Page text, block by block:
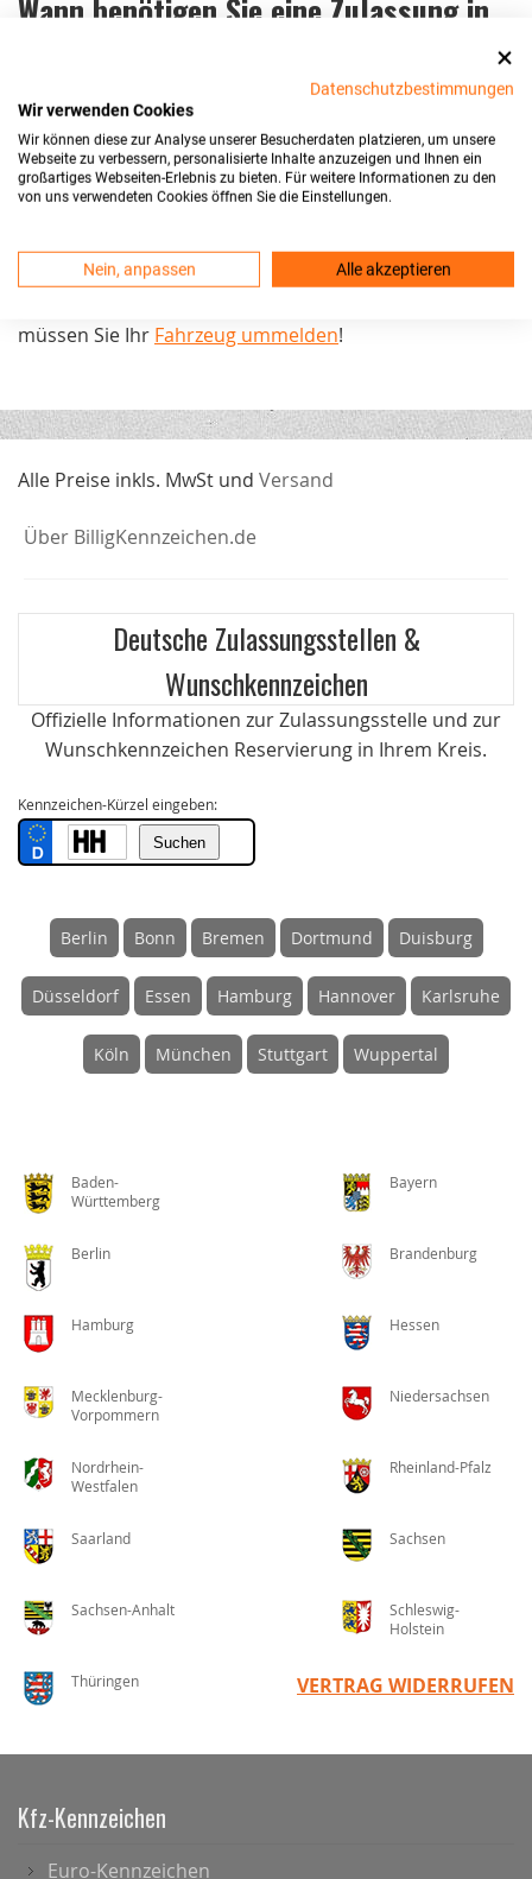
Grundsätzlich muss jedes Kraftfahrzeug und jeder
Anhänger für den Gebrauch im öffentlichen
Straßenverkehr zugelassen sein. Diese Zulassung wird
auch Anmeldung genannt und wird in der zuständigen
Fahrzeug ein amtliches Kennzeichen mit einzigartiger
Kennzeichenkombination zugeteilt. Diese KFZ-
müssen Sie Ihr Fahrzeug ummelden!
Alle Preise inkls. MwSt und Versand
Über BilligKennzeichen.de
Deutsche Zulassungsstellen &
Wunschkennzeichen
Offizielle Informationen zur Zulassungsstelle und zur
Wunschkennzeichen Reservierung in Ihrem Kreis.
Kennzeichen-Kürzel eingeben:
Berlin Bonn Bremen Dortmund Duisburg
Düsseldorf Essen Hamburg Hannover Karlsruhe
Köln München Stuttgart Wuppertal
Baden-
Württemberg
Bayern
Berlin Brandenburg
Hamburg Hessen
Mecklenburg-
Vorpommern
Niedersachsen
Nordrhein-
Westfalen
Rheinland-Pfalz
Saarland Sachsen
Sachsen-Anhalt
Schleswig-
Holstein
Thüringen VERTRAG WIDERRUFEN
Kfz-Kennzeichen
Euro-Kennzeichen
Datenschutzbestimmungen
Wir verwenden Cookies
Wir können diese zur Analyse unserer Besucherdaten platzieren, um unsere
Webseite zu verbessern, personalisierte Inhalte anzuzeigen und Ihnen ein
großartiges Webseiten-Erlebnis zu bieten. Für weitere Informationen zu den
von uns verwendeten Cookies öffnen Sie die Einstellungen.
Nein, anpassen Alle akzeptieren